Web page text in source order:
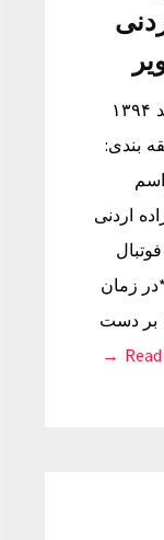
زمان دریافت خبر: جمعه ۰۷ اسفند ۱۳۹۴
طبقه بندی:
اردنی
زمان
بر دست